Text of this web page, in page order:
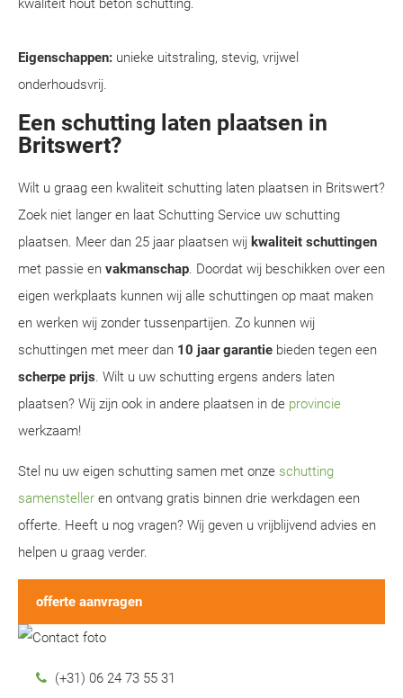
kwaliteit hout beton schutting.
Eigenschappen: unieke uitstraling, stevig, vrijwel
onderhoudsvrij.
Een schutting laten plaatsen in
Britswert?
Wilt u graag een kwaliteit schutting laten plaatsen in Britswert?
Zoek niet langer en laat Schutting Service uw schutting
plaatsen. Meer dan 25 jaar plaatsen wij kwaliteit schuttingen
met passie en vakmanschap. Doordat wij beschikken over een
eigen werkplaats kunnen wij alle schuttingen op maat maken
en werken wij zonder tussenpartijen. Zo kunnen wij
schuttingen met meer dan 10 jaar garantie bieden tegen een
scherpe prijs. Wilt u uw schutting ergens anders laten
plaatsen? Wij zijn ook in andere plaatsen in de provincie
werkzaam!
Stel nu uw eigen schutting samen met onze schutting
samensteller en ontvang gratis binnen drie werkdagen een
offerte. Heeft u nog vragen? Wij geven u vrijblijvend advies en
helpen u graag verder.
offerte aanvragen
(+31) 06 24 73 55 31